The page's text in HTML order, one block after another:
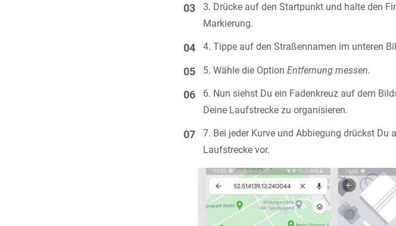
Drücke auf den Startpunkt und halte den
Markierung.
Tippe auf den Straßennamen im unteren
Wähle die OptionEntfernung messen.
Nun siehst Du ein Fadenkreuz auf dem
Deine Laufstrecke zu organisieren.
Bei jeder Kurve und Abbiegung drückst
Laufstrecke vor.